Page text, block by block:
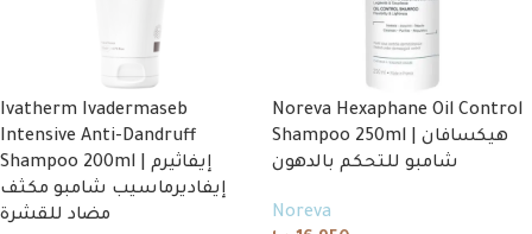
Ivatherm Ivadermaseb
Intensive Anti-Dandruff
Shampoo 200ml | إيفاثيرم
إيفاديرماسيب شامبو مكثف
مضاد للقشرة
Noreva Hexaphane Oil Control
Shampoo 250ml | هيكسافان
شامبو للتحكم بالدهون
Noreva